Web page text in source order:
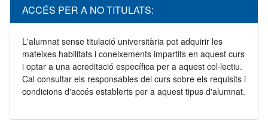
ACCÉS PER A NO TITULATS:
L'alumnat sense titulació universitària pot adquirir les
mateixes habilitats i coneixements impartits en aquest curs
i optar a una acreditació específica per a aquest col·lectiu.
Cal consultar els responsables del curs sobre els requisits i
condicions d'accés establerts per a aquest tipus d'alumnat.